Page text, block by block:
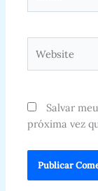
Salvar
próxima vez